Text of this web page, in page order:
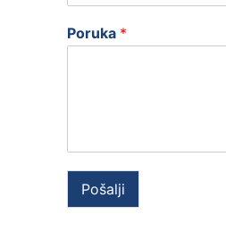
Poruka *
Pošalji